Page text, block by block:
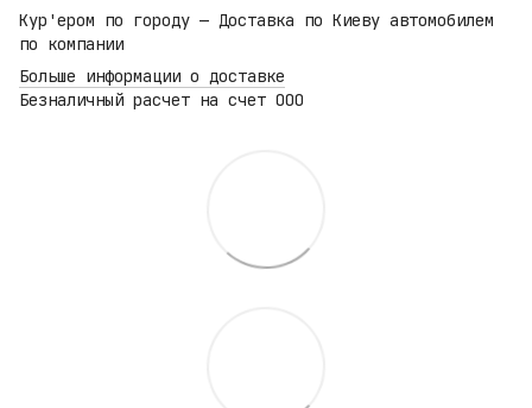
Кур'ером по городу — Доставка по Киеву автомобилем
по компании
Больше информации о доставке
Безналичный расчет на счет ООО